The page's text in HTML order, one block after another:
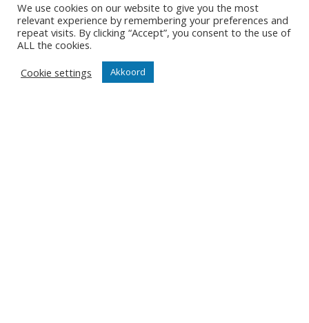
Partner worden
Tickets
Abonnementen
We use cookies on our website to give you the most
relevant experience by remembering your preferences and
repeat visits. By clicking “Accept”, you consent to the use of
ALL the cookies.
Cookie settings
Akkoord